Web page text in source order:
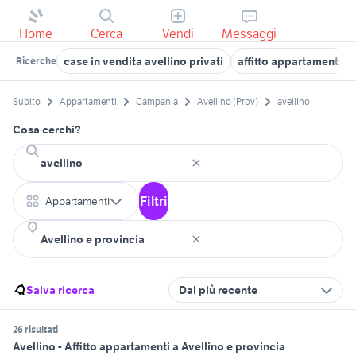
Home Cerca Vendi Messaggi
Ricerche case in vendita avellino privati affitto appartamenti
Subito Appartamenti Campania Avellino (Prov) avellino
Cosa cerchi?
Appartamenti Filtri
Salva ricerca Dal più recente
26 risultati
Avellino - Affitto appartamenti a Avellino e provincia